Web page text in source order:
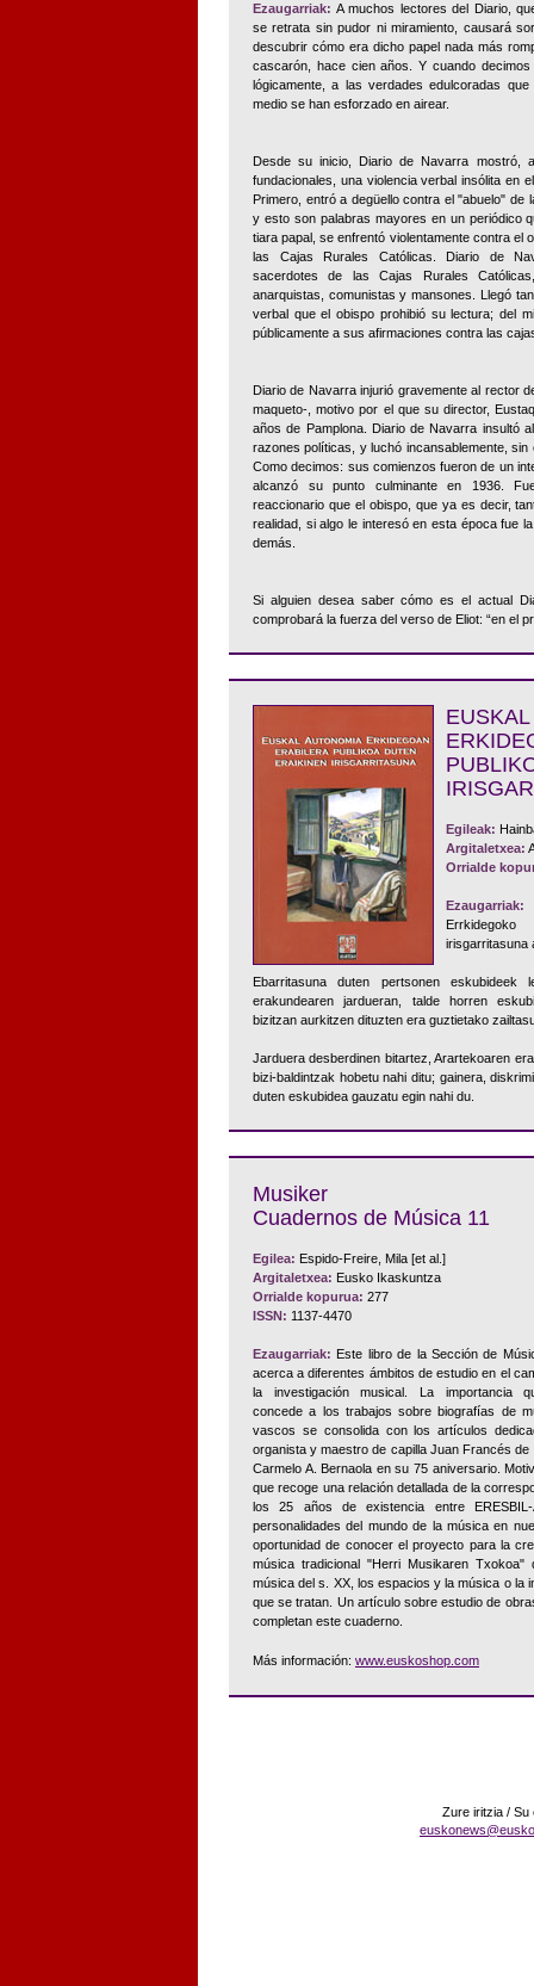
Ezaugarriak: A muchos lectores del Diario,
se retrata sin pudor ni miramiento, causará
descubrir cómo era dicho papel nada más
cascarón, hace cien años. Y cuando
lógicamente, a las verdades edulcoradas
medio se han esforzado en airear.
Desde su inicio, Diario de Navarra mostró,
fundacionales, una violencia verbal insólita en
Primero, entró a degüello contra el "abuelo" de
y esto son palabras mayores en un periódico
tiara papal, se enfrentó violentamente contra el
las Cajas Rurales Católicas. Diario de
sacerdotes de las Cajas Rurales
anarquistas, comunistas y mansones. Llegó
verbal que el obispo prohibió su lectura; del
públicamente a sus afirmaciones contra las
Diario de Navarra injurió gravemente al rector
maqueto-, motivo por el que su director,
años de Pamplona. Diario de Navarra insultó
razones políticas, y luchó incansablemente,
Como decimos: sus comienzos fueron de un
alcanzó su punto culminante en 1936.
reaccionario que el obispo, que ya es decir,
realidad, si algo le interesó en esta época fue
demás.
Si alguien desea saber cómo es el actual
comprobará la fuerza del verso de Eliot: “en el
Egileak:
Argitaletxea:
Orrialde
Ezaugarriak:
irisgarritasuna
Ebarritasuna duten pertsonen eskubideek
erakundearen jardueran, talde horren
bizitzan aurkitzen dituzten era guztietako
Jarduera desberdinen bitartez, Arartekoaren
bizi-baldintzak hobetu nahi ditu; gainera,
duten eskubidea gauzatu egin nahi du.
Musiker
Cuadernos de Música 11
Egilea: Espido-Freire, Mila [et al.]
Argitaletxea: Eusko Ikaskuntza
Orrialde kopurua: 277
ISSN: 1137-4470
Ezaugarriak: Este libro de la Sección de
acerca a diferentes ámbitos de estudio en el
la investigación musical. La importancia
concede a los trabajos sobre biografías de
vascos se consolida con los artículos
organista y maestro de capilla Juan Francés
Carmelo A. Bernaola en su 75 aniversario.
que recoge una relación detallada de la
los 25 años de existencia entre
personalidades del mundo de la música en
oportunidad de conocer el proyecto para la
música tradicional "Herri Musikaren
música del s. XX, los espacios y la música o la
que se tratan. Un artículo sobre estudio de
completan este cuaderno.
Más información: www.euskoshop.com
Zure iritzia / Su